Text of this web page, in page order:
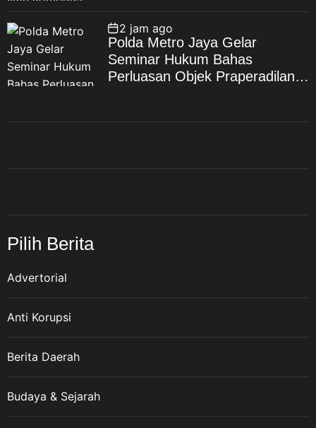
2 jam ago
Polda Metro Jaya Gelar
Seminar Hukum Bahas
Perluasan Objek Praperadilan
Pilih Berita
Advertorial
Anti Korupsi
Berita Daerah
Budaya & Sejarah